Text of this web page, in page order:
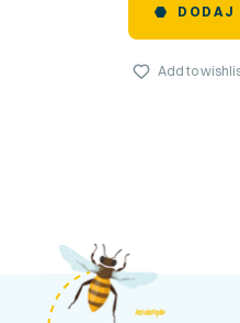
DODAJ
Add to
kosnicashop.ba